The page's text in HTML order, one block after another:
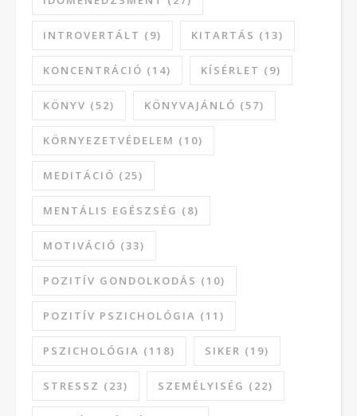
INTROVERTÁLT (9) KITARTÁS (13)
KONCENTRÁCIÓ (14) KÍSÉRLET (9)
KÖNYV (52) KÖNYVAJÁNLÓ (57)
KÖRNYEZETVÉDELEM (10)
MEDITÁCIÓ (25)
MENTÁLIS EGÉSZSÉG (8)
MOTIVÁCIÓ (33)
POZITÍV GONDOLKODÁS (10)
POZITÍV PSZICHOLÓGIA (11)
PSZICHOLÓGIA (118) SIKER (19)
STRESSZ (23) SZEMÉLYISÉG (22)